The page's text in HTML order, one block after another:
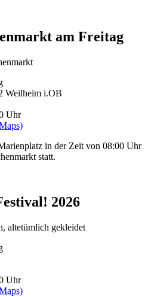
am Freitag
Weilheim i.OB
Uhr
in der Zeit von 08:00 Uhr
statt.
2026
Uhr